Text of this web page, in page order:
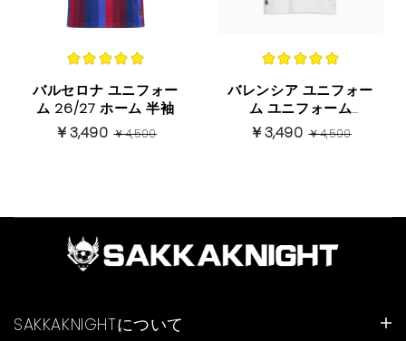
バルセロナ ユニフォー
ム 26/27 ホーム 半袖
￥3,490￥4,500
バレンシア ユニフォー
ム ユニフォーム
26/27 ホーム 半袖
￥3,490￥4,500
SAKKAKNIGHTについて